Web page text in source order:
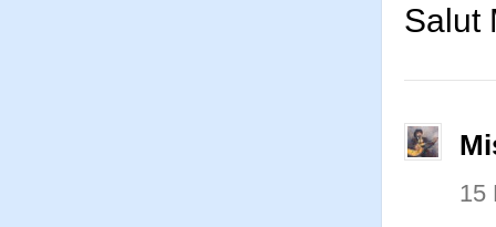
Salut
15